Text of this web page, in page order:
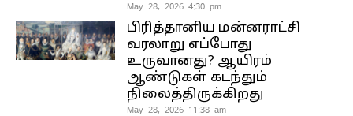
May 28, 2026 4:30 pm
பிரித்தானிய மன்னராட்சி
வரலாறு எப்போது
உருவானது? ஆயிரம்
ஆண்டுகள் கடந்தும்
நிலைத்திருக்கிறது
May 28, 2026 11:38 am